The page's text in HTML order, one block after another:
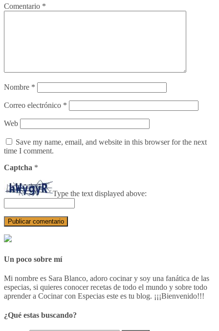
Comentario *
Nombre *
Correo electrónico *
Web
Save my name, email, and website in this browser for the next
time I comment.
Captcha *
Type the text displayed above:
Un poco sobre mí
Mi nombre es Sara Blanco, adoro cocinar y soy una fanática de las
especias, si quieres conocer recetas de todo el mundo y sobre todo
aprender a Cocinar con Especias este es tu blog. ¡¡¡Bienvenido!!!
¿Qué estas buscando?